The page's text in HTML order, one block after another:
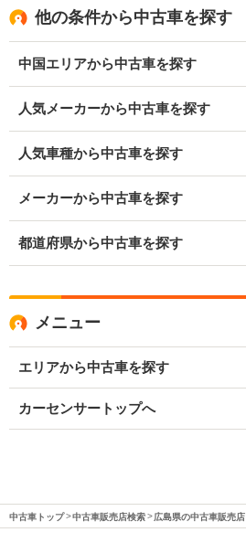
他の条件から中古車を探す
中国エリアから中古車を探す
人気メーカーから中古車を探す
人気車種から中古車を探す
メーカーから中古車を探す
都道府県から中古車を探す
メニュー
エリアから中古車を探す
カーセンサートップへ
中古車トップ 中古車販売店検索 広島県の中古車販売店